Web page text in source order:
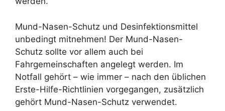
Mund-Nasen-Schutz und Desinfektionsmittel
unbedingt mitnehmen! Der Mund-Nasen-
Schutz sollte vor allem auch bei
Fahrgemeinschaften angelegt werden. Im
Notfall gehört – wie immer – nach den üblichen
Erste-Hilfe-Richtlinien vorgegangen, zusätzlich
gehört Mund-Nasen-Schutz verwendet.